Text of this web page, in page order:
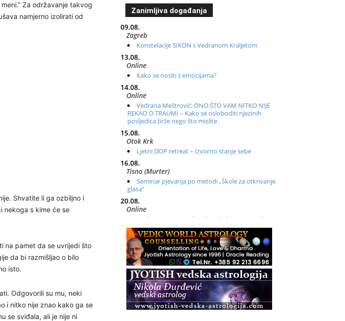
Za održavanje takvog
namjerno izolirati od
Shvatite li ga ozbiljno i
nekoga s kime će se
na pamet da se uvrijedi što
da bi razmišljao o bilo
isto.
Odgovorili su mu, neki
i nitko nije znao kako ga se
se sviđala, ali je nije ni
Zanimljiva događanja
09.08.
Zagreb
Konstelacije SIKON s Vedranom Kraljetom
13.08.
Online
Kako se nositi s emocijama?
14.08.
Online
Vedrana Meštrović: ONO ŠTO VAM NITKO NIJE
REKAO O TRAUMI – Kako se osloboditi njezinih
posljedica brže nego što mislite
15.08.
Otok Krk
Ljetni DOP retreat – Izvorno stanje sebe
16.08.
Tisno (Murter)
Seminar pjevanja po metodi „Škole za otkrivanje
glasa“
20.08.
Online
Radionica: Pomagači iz drugih dimenzija Online –
otvoreno za sve
21.08.
Zagreb+Online
Osnovni ThetaHealing® tečaj, Zagreb i Online
22.08.
Pula
Access BARS®, otpusti stres
23.08.
Pula